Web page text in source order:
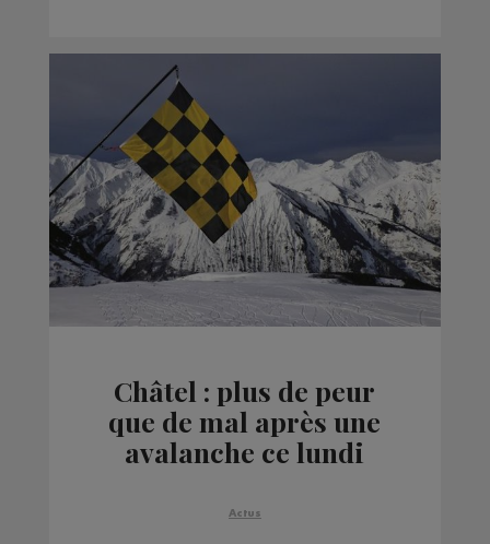
Châtel : plus de peur
que de mal après une
avalanche ce lundi
Actus